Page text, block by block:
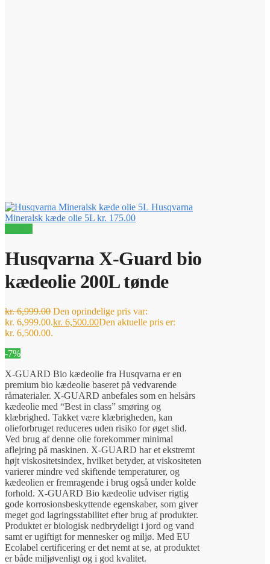
Husqvarna
Mineralsk kæde olie 5L kr. 175.00
Husqvarna X-Guard bio
kædeolie 200L tønde
kr.6,999.00 Den oprindelige pris var:
kr. 6,999.00.kr. 6,500.00Den aktuelle pris er:
kr. 6,500.00.
-7%
X-GUARD Bio kædeolie fra Husqvarna er en
premium bio kædeolie baseret på vedvarende
råmaterialer. X-GUARD anbefales som en helsårs
kædeolie med “Best in class” smøring og
klæbrighed. Takket være klæbrigheden, kan
olieforbruget reduceres uden risiko for øget slid.
Ved brug af denne olie forekommer minimal
aflejring på maskinen. X-GUARD har et ekstremt
højt viskositetsindex, hvilket betyder, at viskositeten
varierer mindre ved skiftende temperaturer, og
kædeolien er fremragende i brug også under kolde
forhold. X-GUARD Bio kædeolie udviser rigtig
gode korrosionsbeskyttende egenskaber, som giver
meget god lagringsstabilitet efter brug af produkter.
Produktet er biologisk nedbrydeligt i jord og vand
samt er ugiftigt for mennesker og miljø. Med EU
Ecolabel certificering er det nemt at se, at produktet
er både miljøvenligt og i god kvalitet.